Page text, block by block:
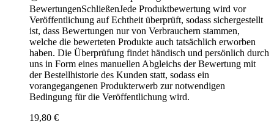
BewertungenSchließenJede Produktbewertung wird vor
Veröffentlichung auf Echtheit überprüft, sodass sichergestellt
ist, dass Bewertungen nur von Verbrauchern stammen,
welche die bewerteten Produkte auch tatsächlich erworben
haben. Die Überprüfung findet händisch und persönlich durch
uns in Form eines manuellen Abgleichs der Bewertung mit
der Bestellhistorie des Kunden statt, sodass ein
vorangegangenen Produkterwerb zur notwendigen
Bedingung für die Veröffentlichung wird.
19,80 €